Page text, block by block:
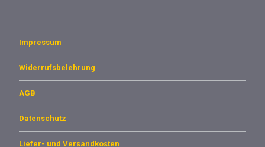
Impressum
Widerrufsbelehrung
AGB
Datenschutz
Liefer- und Versandkosten